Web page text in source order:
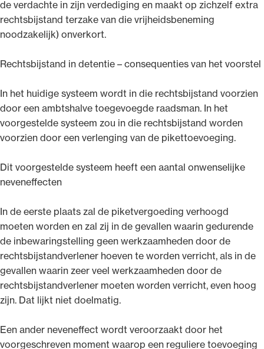
de verdachte in zijn verdediging en maakt op zichzelf extra
rechtsbijstand terzake van die vrijheidsbeneming
noodzakelijk) onverkort.
Rechtsbijstand in detentie – consequenties van het voorstel
In het huidige systeem wordt in die rechtsbijstand voorzien
door een ambtshalve toegevoegde raadsman. In het
voorgestelde systeem zou in die rechtsbijstand worden
voorzien door een verlenging van de pikettoevoeging.
Dit voorgestelde systeem heeft een aantal onwenselijke
neveneffecten
In de eerste plaats zal de piketvergoeding verhoogd
moeten worden en zal zij in de gevallen waarin gedurende
de inbewaringstelling geen werkzaamheden door de
rechtsbijstandverlener hoeven te worden verricht, als in de
gevallen waarin zeer veel werkzaamheden door de
rechtsbijstandverlener moeten worden verricht, even hoog
zijn. Dat lijkt niet doelmatig.
Een ander neveneffect wordt veroorzaakt door het
voorgeschreven moment waarop een reguliere toevoeging